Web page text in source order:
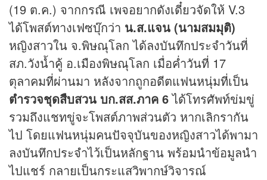
(19 ต.ค.) จากกรณี เพจอยากดังเดี๋ยวจัดให้ V.3
ได้โพสต์ทางเฟซบุ๊กว่า น.ส.แจน (นามสมมุติ)
หญิงสาวใน จ.พิษณุโลก ได้ลงบันทึกประจำวันที่
สภ.วังน้ำคู้ อ.เมืองพิษณุโลก เมื่อค่ำวันที่ 17
ตุลาคมที่ผ่านมา หลังจากถูกอดีตแฟนหนุ่มที่เป็น
ตำรวจชุดสืบสวน บก.สส.ภาค 6ได้โทรศัพท์ข่มขู่
รวมถึงแชทขู่จะโพสต์ภาพส่วนตัว หากเลิกรากัน
ไป โดยแฟนหนุ่มคนปัจจุบันของหญิงสาวได้พามา
ลงบันทึกประจำไว้เป็นหลักฐาน พร้อมนำข้อมูลนำ
ไปแชร์ กลายเป็นกระแสวิพากษ์วิจารณ์